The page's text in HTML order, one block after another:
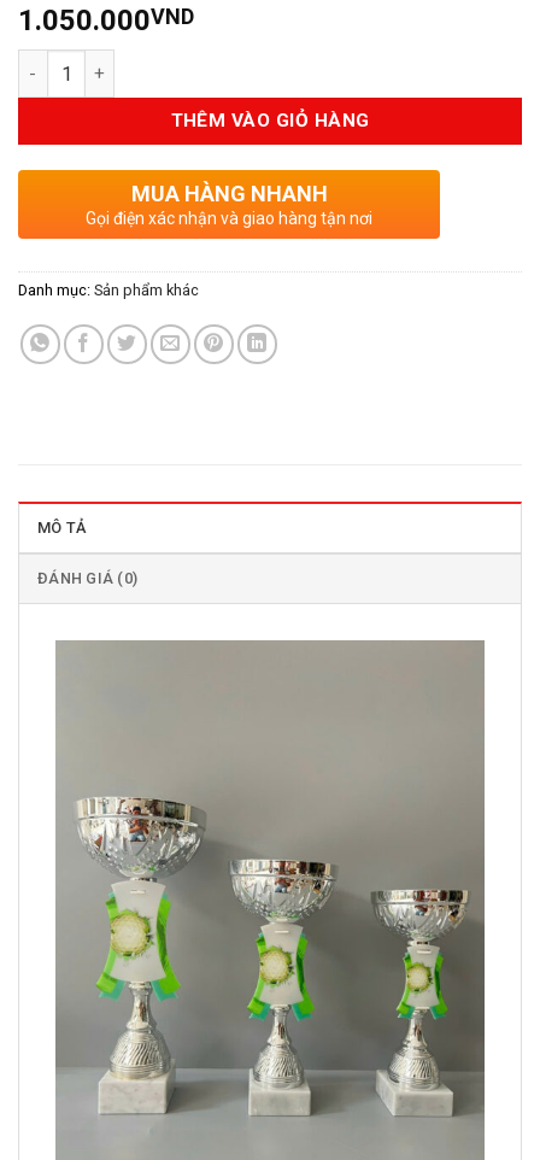
1.050.000VND
Số lượng
THÊM VÀO GIỎ HÀNG
MUA HÀNG NHANH
Gọi điện xác nhận và giao hàng tận nơi
Danh mục: Sản phẩm khác
MÔ TẢ
ĐÁNH GIÁ (0)